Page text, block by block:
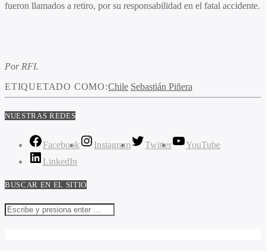
fueron llamados a retiro, por su responsabilidad en el fatal accidente.
Por RFI.
ETIQUETADO COMO:Chile Sebastián Piñera
NUESTRAS REDES
Facebook Instagram Twitter
YouTube
LinkedIn
BUSCAR EN EL SITIO